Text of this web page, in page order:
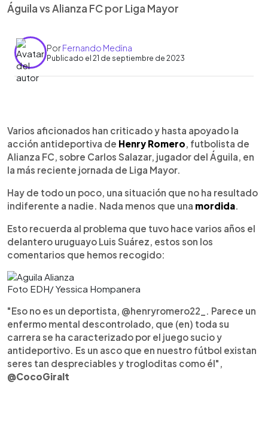
Águila vs Alianza FC por Liga Mayor
PorFernando Medina
Publicado el 21 de septiembre de 2023
► Escuchar artículo
Varios aficionados han criticado y hasta apoyado la
acción antideportiva de Henry Romero, futbolista de
Alianza FC, sobre Carlos Salazar, jugador del Águila, en
la más reciente jornada de Liga Mayor.
Hay de todo un poco, una situación que no ha resultado
indiferente a nadie. Nada menos que una mordida.
Esto recuerda al problema que tuvo hace varios años el
delantero uruguayo Luis Suárez, estos son los
comentarios que hemos recogido:
Foto EDH/ Yessica Hompanera
"Eso no es un deportista, @henryromero22_. Parece un
enfermo mental descontrolado, que (en) toda su
carrera se ha caracterizado por el juego sucio y
antideportivo. Es un asco que en nuestro fútbol existan
seres tan despreciables y trogloditas como él",
@CocoGiralt